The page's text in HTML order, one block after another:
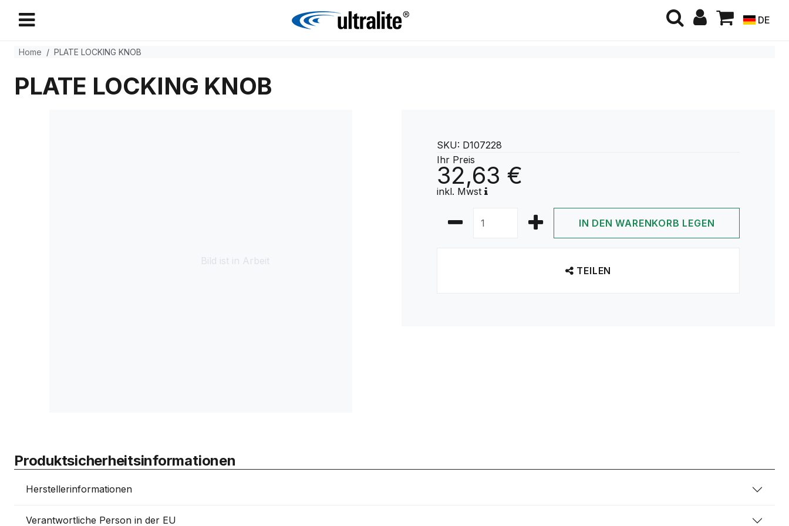
DE
Home PLATE LOCKING KNOB
PLATE LOCKING KNOB
Bild ist in Arbeit
SKU: D107228
Ihr Preis
32,63 €
inkl. Mwst
IN DEN WARENKORB LEGEN
TEILEN
Produktsicherheitsinformationen
Herstellerinformationen
Verantwortliche Person in der EU